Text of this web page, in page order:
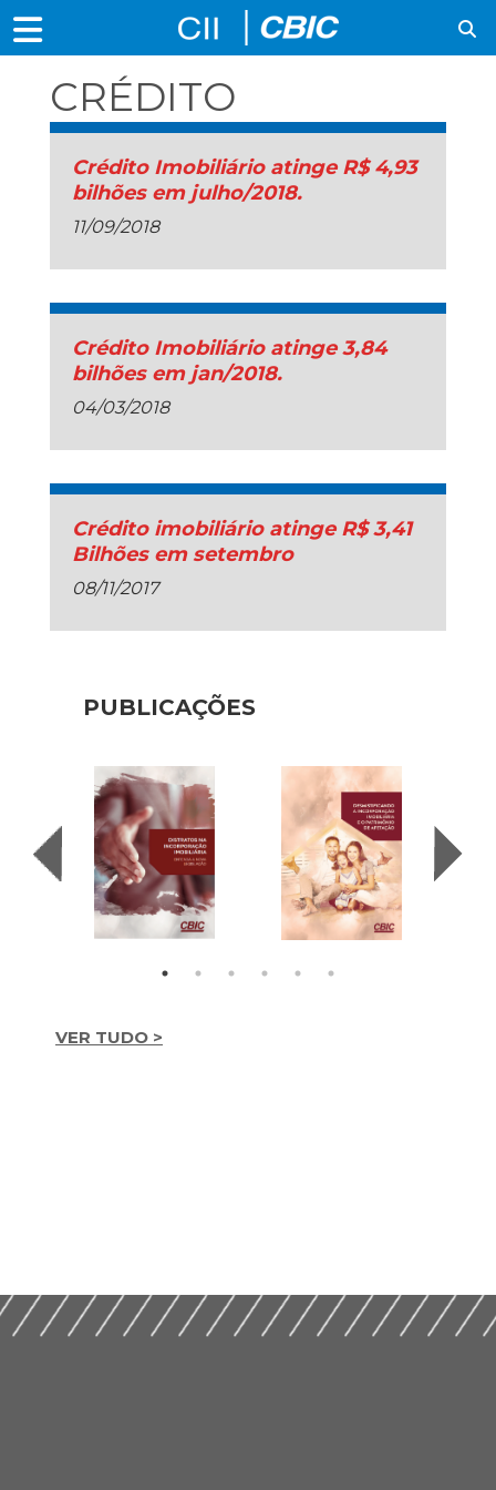
CRÉDITO
Crédito Imobiliário atinge R$ 4,93
bilhões em julho/2018.
11/09/2018
Crédito Imobiliário atinge 3,84
bilhões em jan/2018.
04/03/2018
Crédito imobiliário atinge R$ 3,41
Bilhões em setembro
08/11/2017
PUBLICAÇÕES
VER TUDO >